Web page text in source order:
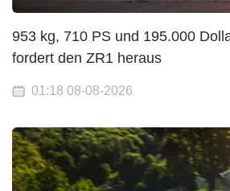
953 kg, 710 PS und 195.000
fordert den ZR1 heraus
01:18 08-08-2026